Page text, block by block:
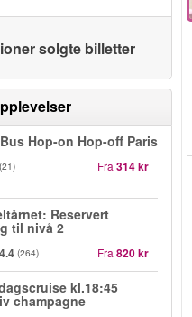
solgte billetter
Hop-on Hop-off Paris
(21) Fra 314 kr
Reservert
til nivå 2
4.4 (264) Fra 820 kr
kl.18:45
champagne